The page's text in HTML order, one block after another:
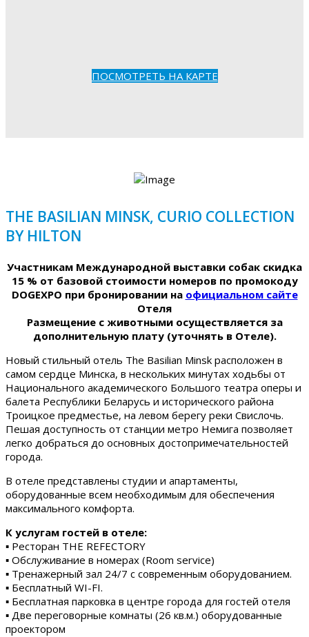
ПОСМОТРЕТЬ НА КАРТЕ
THE BASILIAN MINSK, CURIO COLLECTION
BY HILTON
Участникам Международной выставки собак скидка
15 % от базовой стоимости номеров по промокоду
DOGEXPO при бронировании на официальном сайте
Отеля
Размещение с животными осуществляется за
дополнительную плату (уточнять в Отеле).
Новый стильный отель The Basilian Minsk расположен в
самом сердце Минска, в нескольких минутах ходьбы от
Национального академического Большого театра оперы и
балета Республики Беларусь и исторического района
Троицкое предместье, на левом берегу реки Свислочь.
Пешая доступность от станции метро Немига позволяет
легко добраться до основных достопримечательностей
города.
В отеле представлены студии и апартаменты,
оборудованные всем необходимым для обеспечения
максимального комфорта.
К услугам гостей в отеле:
▪ Ресторан THE REFECTORY
▪ Обслуживание в номерах (Room service)
▪ Тренажерный зал 24/7 с современным оборудованием.
▪ Бесплатный WI-FI.
▪ Бесплатная парковка в центре города для гостей отеля
▪ Две переговорные комнаты (26 кв.м.) оборудованные
проектором